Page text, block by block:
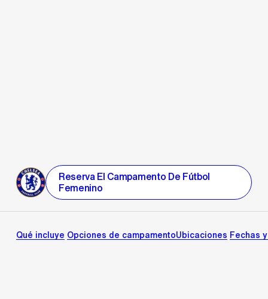
Reserva El Campamento De Fútbol
Femenino
Qué incluye Opciones de campamentoUbicaciones Fechas